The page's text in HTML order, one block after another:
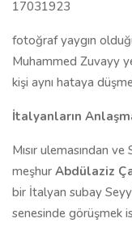
17031923
fotoğraf yaygın
Muhammed Zuvayy
kişi aynı hataya
İtalyanların
Mısır ulemasından
meşhur Abdülaziz
bir İtalyan subay
senesinde görüşmek